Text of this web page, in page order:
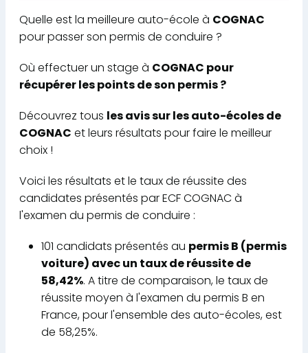
Quelle est la meilleure auto-école à COGNAC
pour passer son permis de conduire ?
Où effectuer un stage à COGNAC pour
récupérer les points de son permis ?
Découvrez tous les avis sur les auto-écoles de
COGNAC et leurs résultats pour faire le meilleur
choix !
Voici les résultats et le taux de réussite des
candidates présentés par ECF COGNAC à
l'examen du permis de conduire :
101 candidats présentés au permis B (permis
voiture) avec un taux de réussite de
58,42%. A titre de comparaison, le taux de
réussite moyen à l'examen du permis B en
France, pour l'ensemble des auto-écoles, est
de 58,25%.